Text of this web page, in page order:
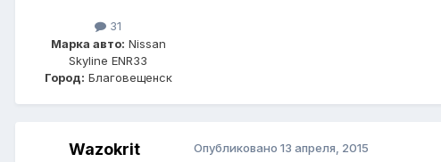
31
Марка авто: Nissan
Skyline ENR33
Город: Благовещенск
Wazokrit Опубликовано 13 апреля, 2015